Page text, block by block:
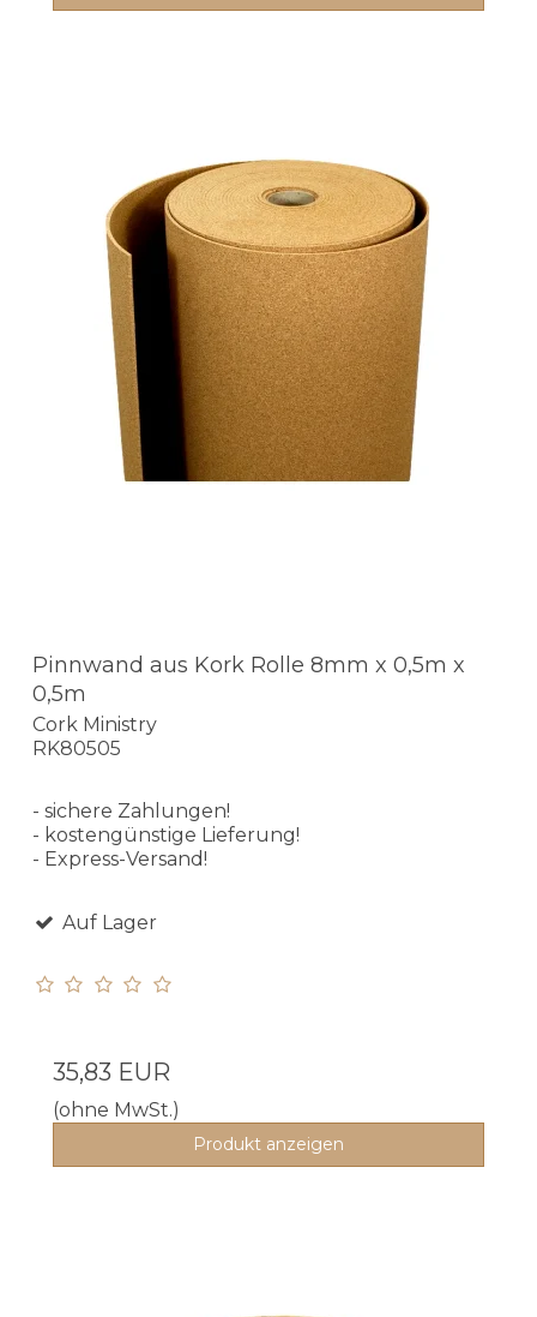
Pinnwand aus Kork Rolle 8mm x 0,5m x
0,5m
Cork Ministry
RK80505
- sichere Zahlungen!
- kostengünstige Lieferung!
- Express-Versand!
Auf Lager
35,83 EUR
(ohne MwSt.)
Produkt anzeigen